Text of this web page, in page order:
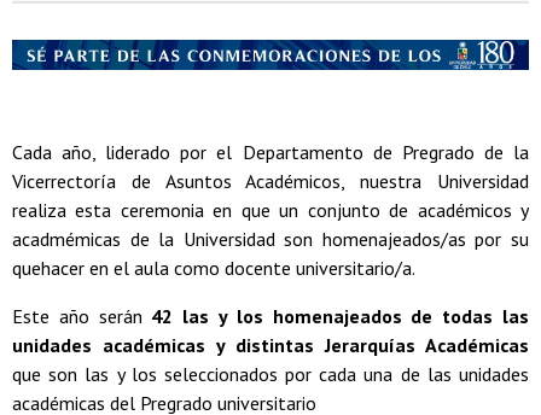
Cada año, liderado por el Departamento de Pregrado de la
Vicerrectoría de Asuntos Académicos, nuestra Universidad
realiza esta ceremonia en que un conjunto de académicos y
acadmémicas de la Universidad son homenajeados/as por su
quehacer en el aula como docente universitario/a.
Este año serán 42 las y los homenajeados de todas las
unidades académicas y distintas Jerarquías Académicas
que son las y los seleccionados por cada una de las unidades
académicas del Pregrado universitario